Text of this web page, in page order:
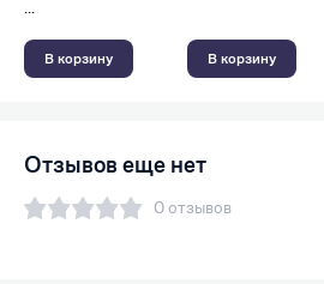
...
В корзину В корзину
Отзывов еще нет
0 отзывов